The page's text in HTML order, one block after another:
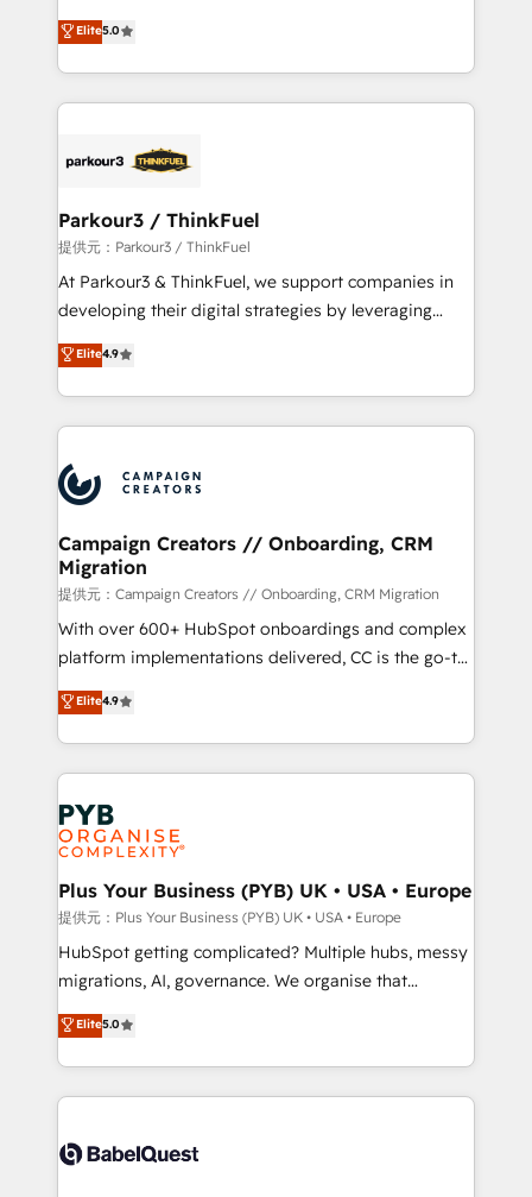
impact of your digital transformation, including a
detailed financial rationale with a focus on ROI and
embark on a transformational journey that sets your
business up for long-term success. Unlock your
DIGITALISIM, nous avons l'intime conviction que la
réussite des entreprises passe par l’innovation web,
le marketing digital, et la relation client ! C'est
pourquoi, nos experts sont à la fois capables de
référencement, votre stratégie digitale et le pilotage
projet HubSpot avec DIGITALISIM : 🧽 Nettoyage,
migration et intégration des bases de données. 🚀
Développement des interfaces avec vos logiciels
métiers ⚙️ Configuration de la plateforme HubSpot
Book Process & Guidelines utilisateurs 🎓
Formations des utilisateurs
Elite5.0
Parkour3 / ThinkFuel
提供元：Parkour3 / ThinkFuel
At Parkour3 & ThinkFuel, we support companies in
developing their digital strategies by leveraging
technologies and automating their marketing and
sales processes to generate growth. Our offer spans
from Strategy to Operations. We specialize in CRM
onboarding and implementation, web design, sales
extensive experience working with tech companies
and manufacturers since 2002, we are committed to
empowering our clients and developing their
autonomy. Get to grips with HubSpot through
guided implementation and seamless integration of
the CRM platform into your digital ecosystem. Would
you like support in deploying your inbound
to your needs and sales objectives. With 125+
certifications, we are part of the most certified
services are offered in both English & French.
Elite4.9
Campaign Creators // Onboarding, CRM
Migration
提供元：Campaign Creators // Onboarding, CRM Migration
With over 600+ HubSpot onboardings and complex
platform implementations delivered, CC is the go-to
Elite Solutions Partner for businesses ready to
migrate, replatform, and scale smarter. We specialize
in high-impact CRM and CMS migrations and
onboarding from platforms like Salesforce, NetSuite,
Zoho, Pardot, Marketo, Microsoft Dynamics, Wix,
WordPress and legacy CRMs, turning fragmented
systems into unified, growth-ready HubSpot
architectures that accelerate revenue operations and
performance. - Multi-object CRM migration, cleanup,
and implementation. - Pre-built and custom
integrations across your full tech stack. - Custom
- Dashboards, lifecycle campaigns, and lead
nurturing sequences. - Cross-hub setup across
scalable retainers. Let’s make HubSpot your most
powerful growth engine. Built to convert, scale, and
Elite4.9
Plus Your Business (PYB) UK • USA • Europe
提供元：Plus Your Business (PYB) UK • USA • Europe
HubSpot getting complicated? Multiple hubs, messy
migrations, AI, governance. We organise that
complexity, so your team can put HubSpot to work...
Welcome to our Profile! We help with: • CRM
implementation, reports, workflows, and team
training • CRM migration from Salesforce, Pipedrive,
custom API integrations with ERP (and other
Elite5.0